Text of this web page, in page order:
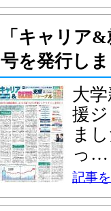
「キャリア
号を発行し
大
援
ま
っ…
記事